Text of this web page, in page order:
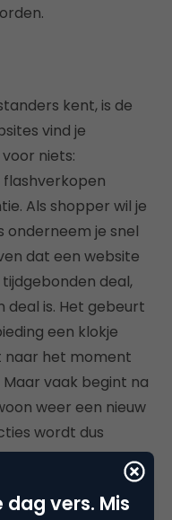
kent, is de
vind je
niets:
Als shopper wil je
onderneem je snel
dat een website
deal,
deal is. Het gebeurt
een klokje
naar het moment
vaak begint na
weer een nieuw
wordt dus
van urgentie die
deze trend op de
echter voor een
vers. Mis